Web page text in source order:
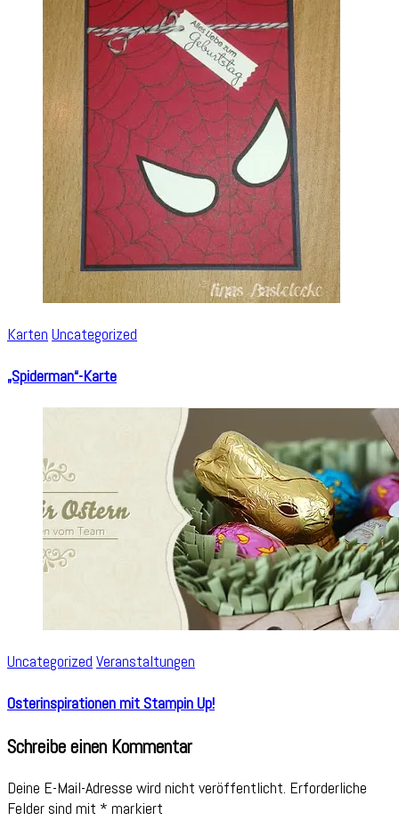
Karten Uncategorized
„Spiderman“-Karte
Uncategorized Veranstaltungen
Osterinspirationen mit Stampin Up!
Schreibe einen Kommentar
Deine E-Mail-Adresse wird nicht veröffentlicht. Erforderliche
Felder sind mit * markiert